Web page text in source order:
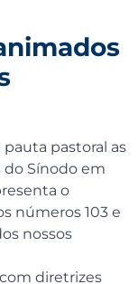
pauta pastoral as
do Sínodo em
o
números 103 e
nossos
diretrizes